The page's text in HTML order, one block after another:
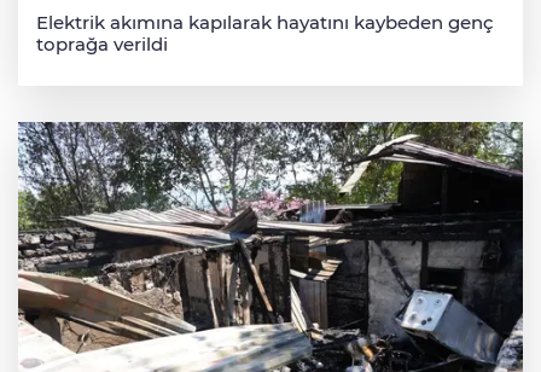
Elektrik akımına kapılarak hayatını kaybeden genç
toprağa verildi